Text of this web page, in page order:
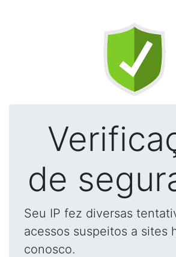
de
Seu IP fez diversas
acessos suspeitos a sites
conosco.